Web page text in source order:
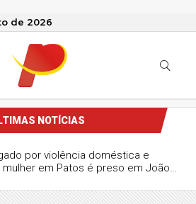
de 2026
NOTÍCIAS
por violência doméstica e
em Patos é preso em João